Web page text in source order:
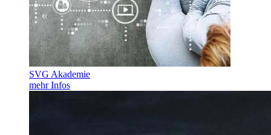
SVG Akademie
mehr Infos